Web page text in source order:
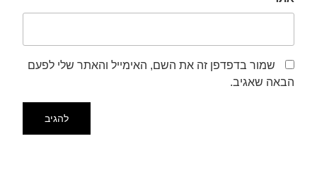
שמור בדפדפן זה את השם, האימייל והאתר שלי לפעם
הבאה שאגיב.